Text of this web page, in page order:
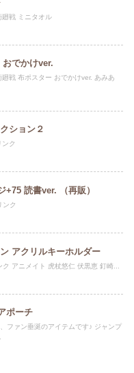
廻戦 ミニタオル
でかけver.
戦 布ポスター おでかけver. あみあ
ション２
ク
+75 読書ver. （再販）
ク
アクリルキーホルダー
アニメイト 虎杖悠仁 伏黒恵 釘崎...
ポーチ
ファン垂涎のアイテムです♪ ジャンプ